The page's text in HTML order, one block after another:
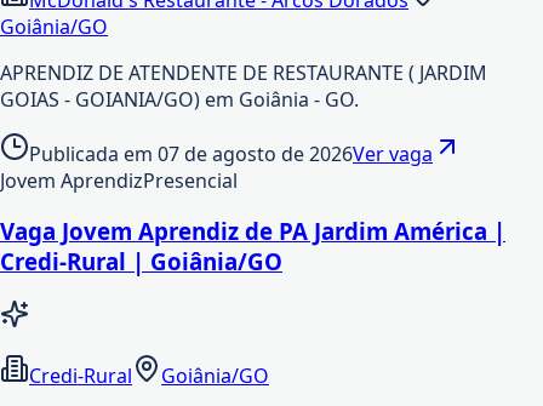
Goiânia/GO
APRENDIZ DE ATENDENTE DE RESTAURANTE ( JARDIM
GOIAS - GOIANIA/GO) em Goiânia - GO.
Publicada em 07 de agosto de 2026Ver vaga
Jovem AprendizPresencial
Vaga Jovem Aprendiz de PA Jardim América |
Credi-Rural | Goiânia/GO
Credi-Rural
Goiânia/GO